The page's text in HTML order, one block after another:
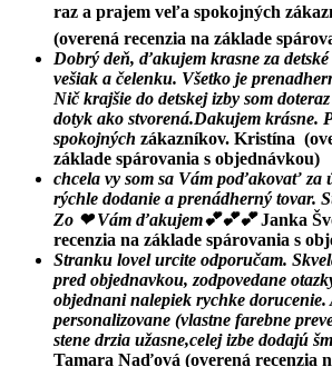
raz a prajem veľa spokojných
(overená recenzia na základe
Dobrý deň, ďakujem krasne za
vešiak a čelenku. Všetko je
Nič krajšie do detskej izby som
dotyk ako stvorená.Dakujem krásne.
spokojných zákazníkov. Kristína
základe spárovania s objednávkou)
chcela vy som sa Vám poďakovať za
rýchle dodanie a prenádherný tovar.
Zo ❤ Vám ďakujem💕💕💕 Janka
recenzia na základe spárovania s
Stranku lovel urcite odporučam.
pred objednavkou, zodpovedane
objednani nalepiek rychke dorucenie.
personalizovane (vlastne farebne
stene drzia užasne,celej izbe dodajú
Tamara Naďová (overená recenzia